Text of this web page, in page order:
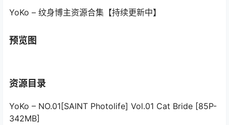
YoKo – 纹身博主资源合集【持续更新中】
预览图
资源目录
YoKo – NO.01[SAINT Photolife] Vol.01 Cat Bride [85P-
342MB]